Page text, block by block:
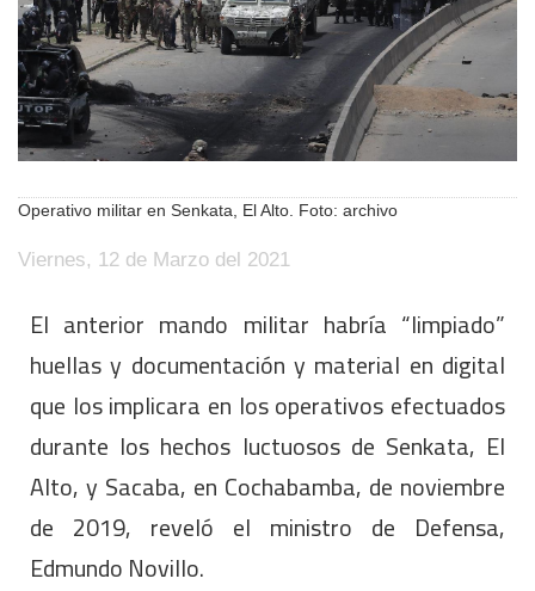
Operativo militar en Senkata, El Alto. Foto: archivo
Viernes, 12 de Marzo del 2021
El anterior mando militar habría “limpiado”
huellas y documentación y material en digital
que los implicara en los operativos efectuados
durante los hechos luctuosos de Senkata, El
Alto, y Sacaba, en Cochabamba, de noviembre
de 2019, reveló el ministro de Defensa,
Edmundo Novillo.